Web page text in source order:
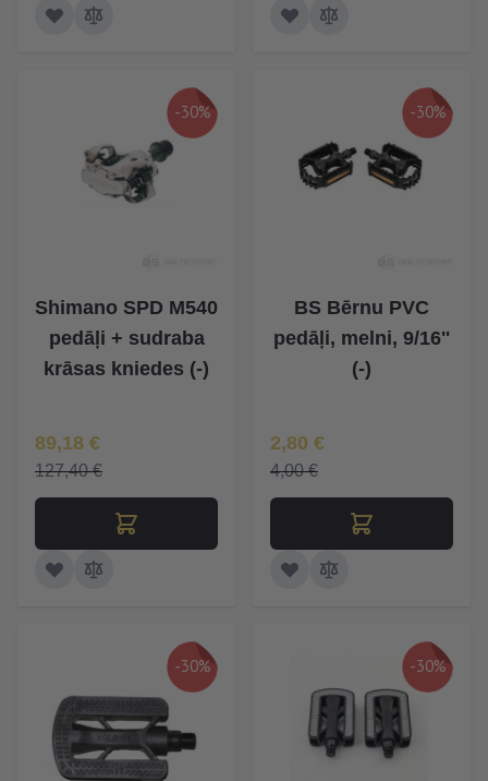
-30%
Shimano SPD M540
pedāļi + sudraba
krāsas kniedes (-)
Īpaša Cena
89,18 €
127,40 €
-30%
BS Bērnu PVC
pedāļi, melni, 9/16''
(-)
Īpaša Cena
2,80 €
4,00 €
-30% -30%